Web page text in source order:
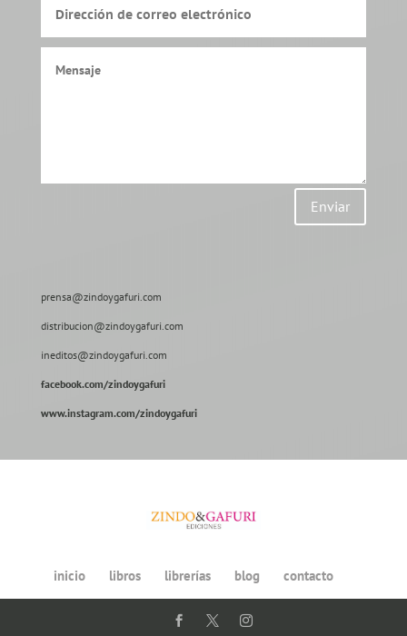
Enviar
prensa@zindoygafuri.com
distribucion@zindoygafuri.com
ineditos@zindoygafuri.com
facebook.com/zindoygafuri
www.instagram.com/zindoygafuri
inicio libros librerías blog contacto